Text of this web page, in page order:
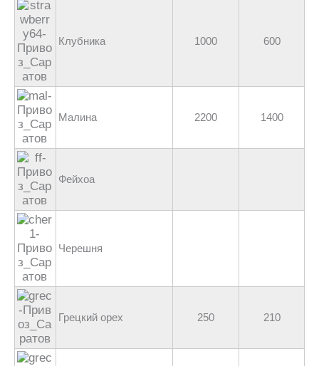
Клубника 1000 600
Малина 2200 1400
Фейхоа
Черешня
Грецкий орех 250 210